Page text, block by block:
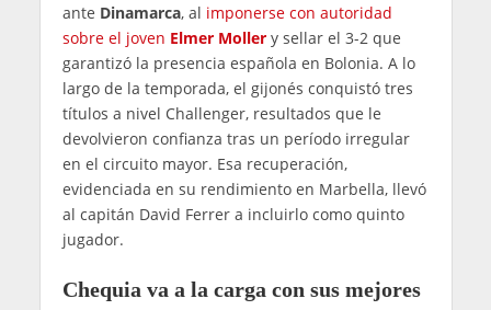
ante Dinamarca, al imponerse con autoridad
sobre el joven Elmer Mollery sellar el 3-2 que
garantizó la presencia española en Bolonia. A lo
largo de la temporada, el gijonés conquistó tres
títulos a nivel Challenger, resultados que le
devolvieron confianza tras un período irregular
en el circuito mayor. Esa recuperación,
evidenciada en su rendimiento en Marbella, llevó
al capitán David Ferrer a incluirlo como quinto
jugador.
Chequia va a la carga con sus mejores